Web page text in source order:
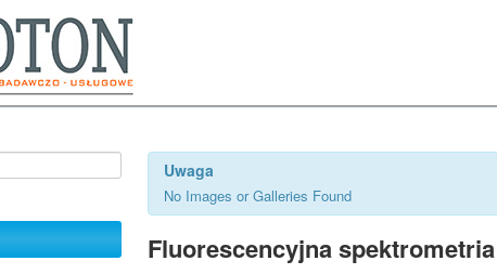
Uwaga
No Images or Galleries Found
Fluorescencyjna